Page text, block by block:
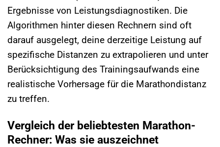
Ergebnisse von Leistungsdiagnostiken. Die
Algorithmen hinter diesen Rechnern sind oft
darauf ausgelegt, deine derzeitige Leistung auf
spezifische Distanzen zu extrapolieren und unter
Berücksichtigung des Trainingsaufwands eine
realistische Vorhersage für die Marathondistanz
zu treffen.
Vergleich der beliebtesten Marathon-
Rechner: Was sie auszeichnet